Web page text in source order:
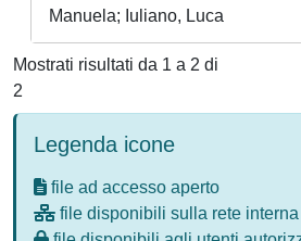
Manuela; Iuliano, Luca
Mostrati risultati da 1 a 2 di
2
Legenda icone
file ad accesso aperto
file disponibili sulla rete interna